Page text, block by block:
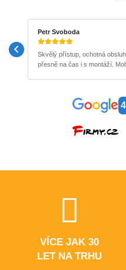
Petr Svoboda
Skvělý přístup, ochotná
přesně na čas i s montáží.
VÍCE JAK 30
LET NA TRHU